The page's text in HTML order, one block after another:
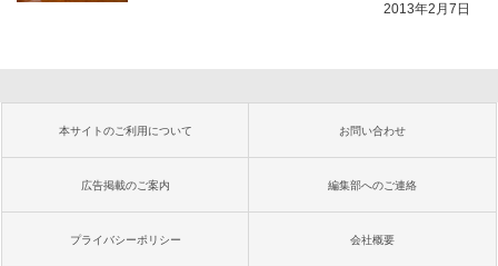
2013年2月7日
本サイトのご利用について お問い合わせ
広告掲載のご案内 編集部へのご連絡
プライバシーポリシー 会社概要